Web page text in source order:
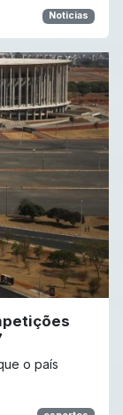
Noticias
o país